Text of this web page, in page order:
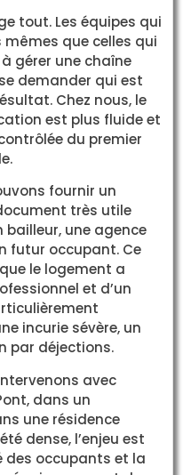
tout. Les équipes qui
que celles qui
à gérer une chaîne
demander qui est
Chez nous, le
est plus fluide et
du premier
fournir un
très utile
bailleur, une agence
futur occupant. Ce
le logement a
et d’un
incurie sévère, un
par déjections.
avec
dans un
une résidence
dense, l’enjeu est
des occupants et la